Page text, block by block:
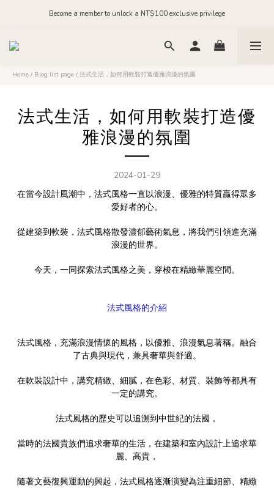
Order before midnight for next-day dispatch on in-stock items
Home / Blog list page / 法式生活，如何用軟裝打造優雅浪漫的氛圍
法式生活，如何用軟裝打造優
雅浪漫的氛圍
2024-01-29
在當今設計風潮中，法式風格一直以浪漫、優雅的特質贏得眾多
愛好者的心。
從建築到軟裝，法式風格散發濃郁藝術氣息，將我們引領進充滿
浪漫的世界。
今天，一同探索法式風格之美，穿梭在精緻華麗空間。
法式風格的介紹
法式風格，充滿浪漫情懷的風格，以優雅、浪漫氣息著稱。融合
了古典與現代，兼具奢華與舒適。
在軟裝設計中，講究精緻、細膩，在色彩、材質、裝飾等都具有
一定的講究。
法式風格的歷史可以追溯到中世紀的法國，
當時的法國貴族們追求奢華的生活，在建築和室內設計上追求華
麗、高貴，
隨著文藝復興運動的興起，法式風格逐漸演變為注重細節、精緻